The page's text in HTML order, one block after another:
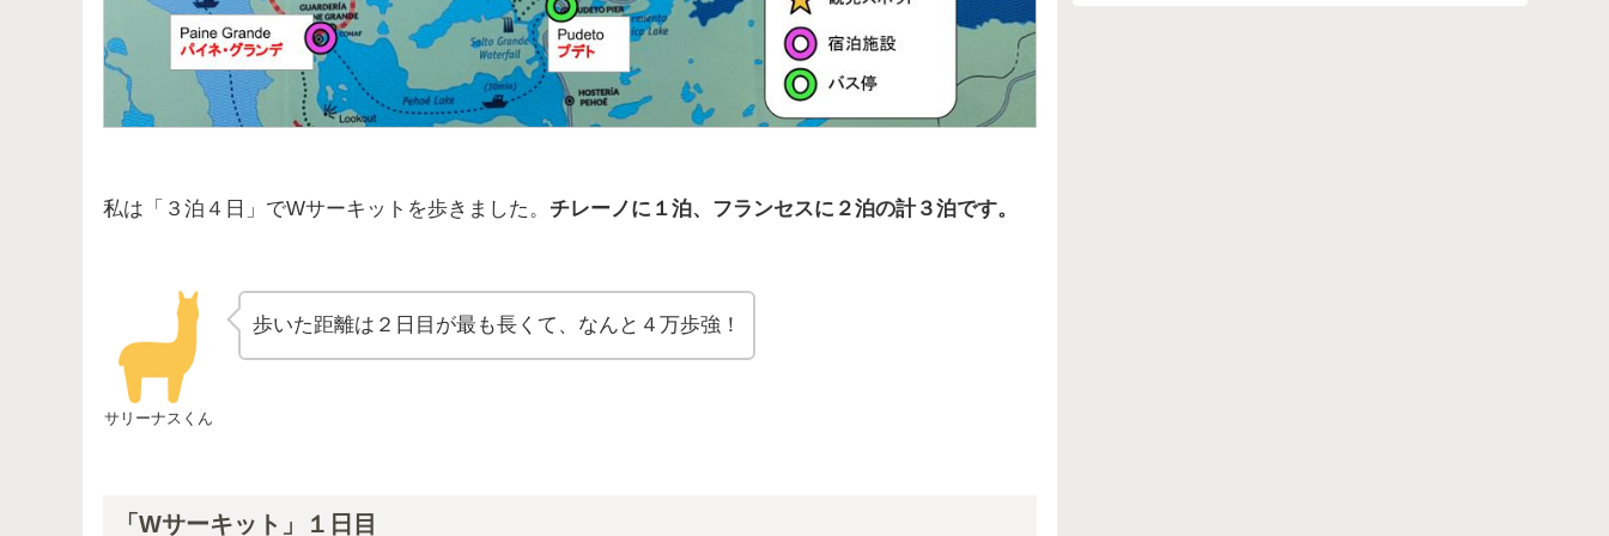
私は「３泊４日」でWサーキットを歩きました。 チレーノに１泊、フランセスに２泊の計３泊です。
サリーナスくん
歩いた距離は２日目が最も長くて、なんと４万歩強！
「Wサーキット」１日目